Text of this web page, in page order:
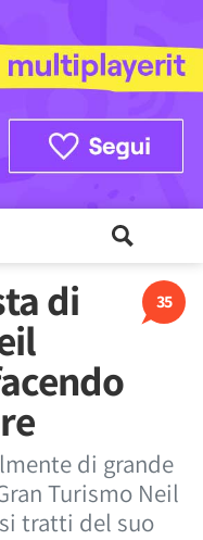
35
di
di grande
Turismo Neil
tratti del suo